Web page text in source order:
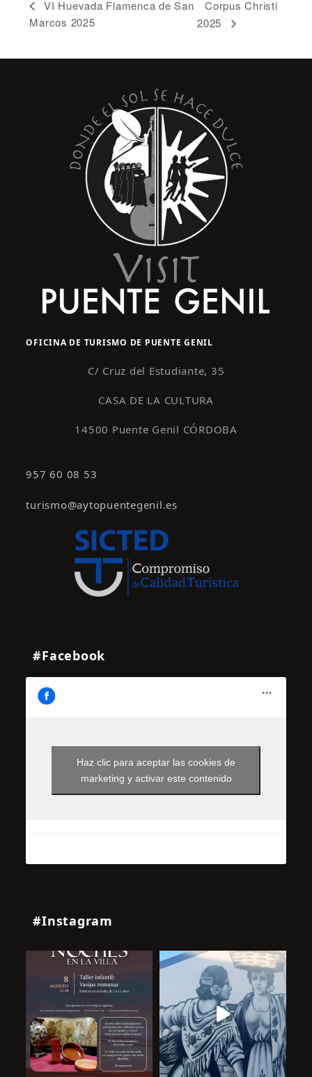
VI Huevada Flamenca de San
Marcos 2025
Corpus Christi
2025
OFICINA DE TURISMO DE PUENTE GENIL
C/ Cruz del Estudiante, 35
CASA DE LA CULTURA
14500 Puente Genil CÓRDOBA
957 60 08 53
turismo@aytopuentegenil.es
#Facebook
Haz clic para aceptar las cookies de
marketing y activar este contenido
#Instagram